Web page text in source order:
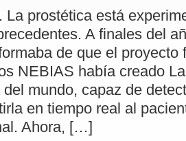
La prostética está
A finales del
de que el proyecto
NEBIAS había creado
mundo, capaz de
en tiempo real al
Ahora, […]